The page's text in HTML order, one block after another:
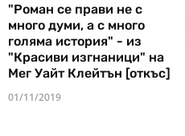
"Роман се прави не с
много думи, а с много
голяма история" - из
"Красиви изгнаници" на
Мег Уайт Клейтън [откъс]
01/11/2019